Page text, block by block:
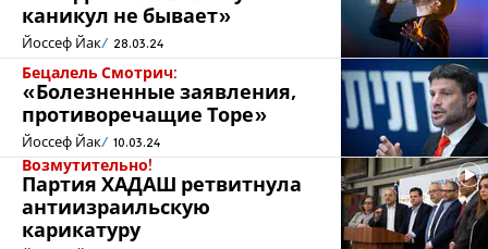
каникул не бывает»
Йоссеф Йак 28.03.24
Бецалель Смотрич:
«Болезненные заявления,
противоречащие Торе»
Йоссеф Йак 10.03.24
Возмутительно!
Партия ХАДАШ ретвитнула
антиизраильскую
карикатуру